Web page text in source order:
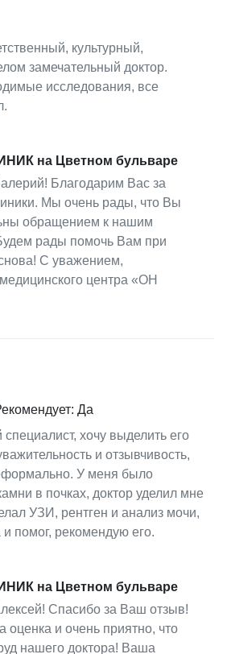
культурный,
замечательный доктор.
исследования, все
на Цветном бульваре
Благодарим Вас за
Мы очень рады, что Вы
обращением к нашим
рады помочь Вам при
С уважением,
центра «ОН
Да
хочу выделить его
и отзывчивость,
У меня было
в почках, доктор уделил мне
УЗИ, рентген и анализ мочи,
помог, рекомендую его.
на Цветном бульваре
Спасибо за Ваш отзыв!
и очень приятно, что
нашего доктора! Ваша